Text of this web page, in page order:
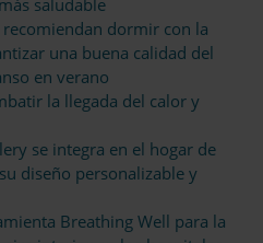
saludable
recomiendan dormir con la
una buena calidad del
en verano
la llegada del calor y
se integra en el hogar de
diseño personalizable y
Breathing Well para la